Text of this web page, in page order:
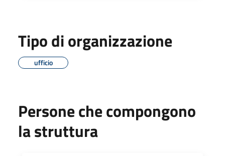
Tipo di organizzazione
ufficio
Persone che compongono
la struttura